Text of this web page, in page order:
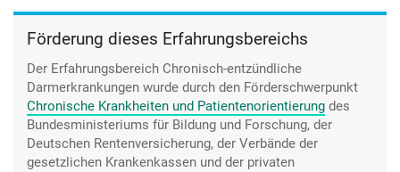
Förderung dieses Erfahrungsbereichs
Der Erfahrungsbereich Chronisch-entzündliche
Darmerkrankungen wurde durch den Förderschwerpunkt
Chronische Krankheiten und Patientenorientierung des
Bundesministeriums für Bildung und Forschung, der
Deutschen Rentenversicherung, der Verbände der
gesetzlichen Krankenkassen und der privaten